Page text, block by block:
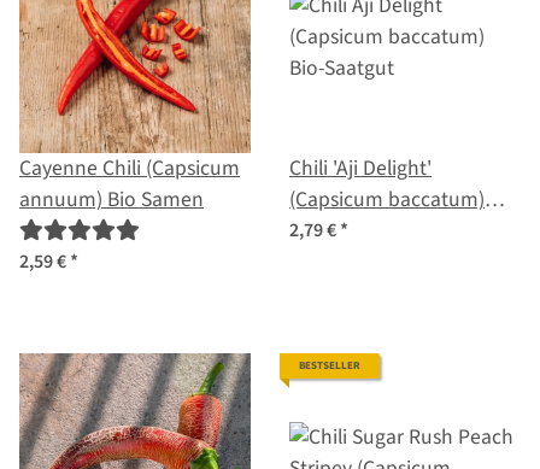
Cayenne Chili (Capsicum
annuum) Bio Samen
2,59 €*
Chili 'Aji Delight'
(Capsicum baccatum)
Bio-Saatgut
2,79 €*
BESTSELLER